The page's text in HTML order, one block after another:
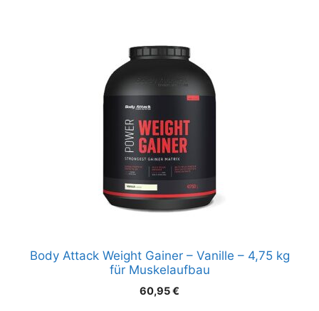
Body Attack Weight Gainer – Vanille – 4,75 kg
für Muskelaufbau
60,95€